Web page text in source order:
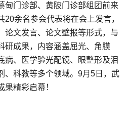
甸门诊部、黄陂门诊部组团前来
余名参会代表将在会上发言，
论文发言、论文壁报等形式，与
研成果，内容涵盖屈光、角膜
病、医学验光配镜、眼整形及泪
、科教等多个领域。9月5日，武
精彩启幕！